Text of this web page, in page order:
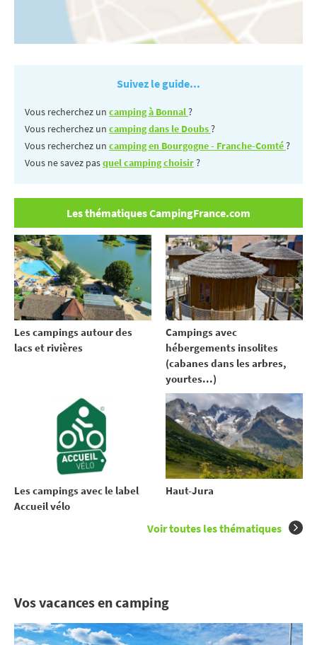
Suivez le guide...
Vous recherchez un camping à Bonnal?
Vous recherchez un camping dans le Doubs?
Vous recherchez un camping en Bourgogne - Franche-Comté?
Vous ne savez pasquel camping choisir?
Les thématiques CampingFrance.com
Les campings autour des
lacs et rivières
Campings avec
hébergements insolites
(cabanes dans les arbres,
yourtes...)
Les campings avec le label
Accueil vélo
Haut-Jura
Voir toutes les thématiques
Vos vacances en camping